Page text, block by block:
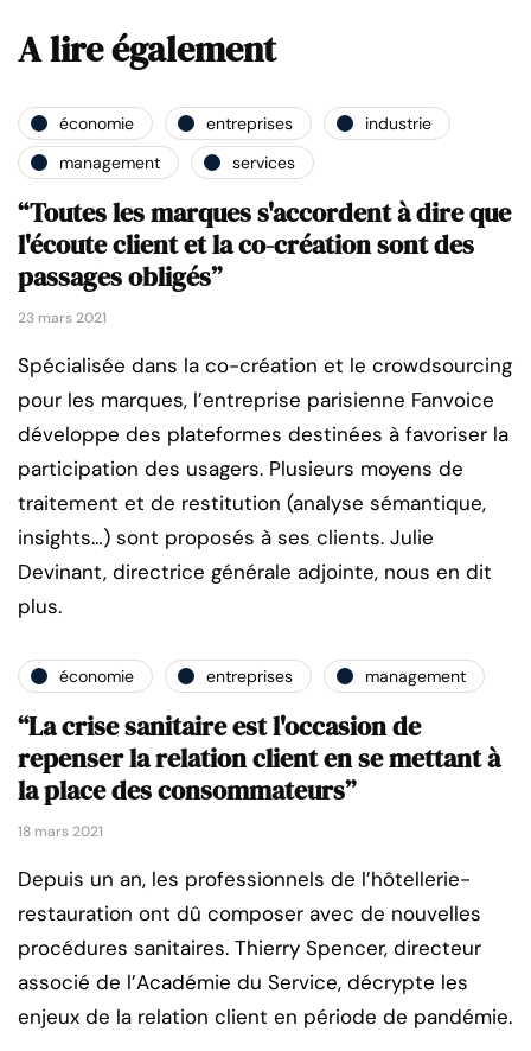
A lire également
économie entreprises
industrie
management
services
“Toutes les marques s'accordent à dire que
l'écoute client et la co-création sont des
passages obligés”
23 mars 2021
Spécialisée dans la co-création et le crowdsourcing
pour les marques, l’entreprise parisienne Fanvoice
développe des plateformes destinées à favoriser la
participation des usagers. Plusieurs moyens de
traitement et de restitution (analyse sémantique,
insights…) sont proposés à ses clients. Julie
Devinant, directrice générale adjointe, nous en dit
plus.
économie entreprises management
“La crise sanitaire est l'occasion de
repenser la relation client en se mettant à
la place des consommateurs”
18 mars 2021
Depuis un an, les professionnels de l’hôtellerie-
restauration ont dû composer avec de nouvelles
procédures sanitaires. Thierry Spencer, directeur
associé de l’Académie du Service, décrypte les
enjeux de la relation client en période de pandémie.